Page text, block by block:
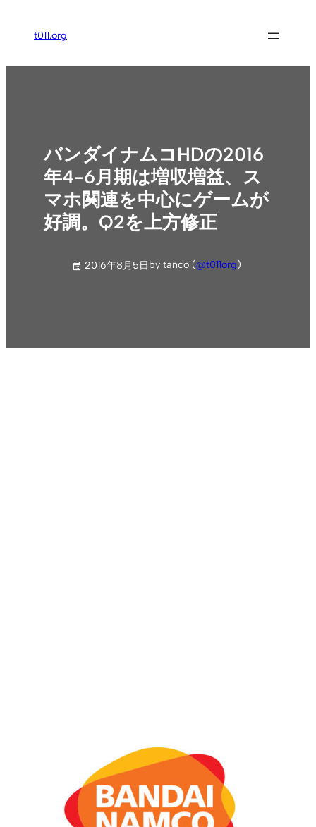
ス
t011.org
バンダイナムコHDの2016
年4-6月期は増収増益、ス
マホ関連を中心にゲームが
好調。Q2を上方修正
2016年8月5日by tanco (@t011org)